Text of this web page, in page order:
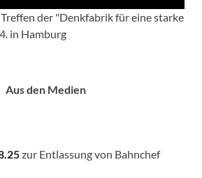
der "Denkfabrik für eine starke
in Hamburg
Aus den Medien
zur Entlassung von Bahnchef